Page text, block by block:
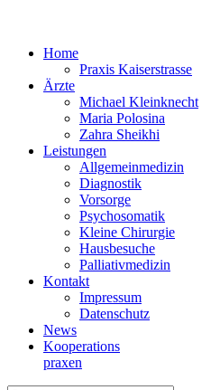
Home
Praxis Kaiserstrasse
Ärzte
Michael Kleinknecht
Maria Polosina
Zahra Sheikhi
Leistungen
Allgemeinmedizin
Diagnostik
Vorsorge
Psychosomatik
Kleine Chirurgie
Hausbesuche
Palliativmedizin
Kontakt
Impressum
Datenschutz
News
Kooperations­
praxen